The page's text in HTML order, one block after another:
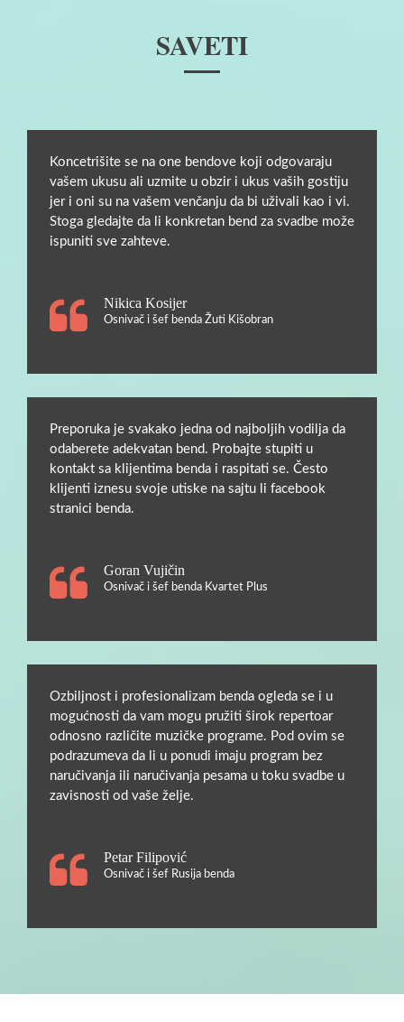
SAVETI
Koncetrišite se na one bendove koji odgovaraju
vašem ukusu ali uzmite u obzir i ukus vaših gostiju
jer i oni su na vašem venčanju da bi uživali kao i vi.
Stoga gledajte da li konkretan bend za svadbe može
ispuniti sve zahteve.
Nikica Kosijer
Osnivač i šef benda Žuti Kišobran
Preporuka je svakako jedna od najboljih vodilja da
odaberete adekvatan bend. Probajte stupiti u
kontakt sa klijentima benda i raspitati se. Često
klijenti iznesu svoje utiske na sajtu li facebook
stranici benda.
Goran Vujičin
Osnivač i šef benda Kvartet Plus
Ozbiljnost i profesionalizam benda ogleda se i u
mogućnosti da vam mogu pružiti širok repertoar
odnosno različite muzičke programe. Pod ovim se
podrazumeva da li u ponudi imaju program bez
naručivanja ili naručivanja pesama u toku svadbe u
zavisnosti od vaše želje.
Petar Filipović
Osnivač i šef Rusija benda